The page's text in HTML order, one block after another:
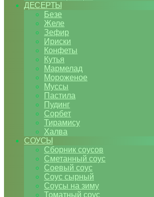
ДЕСЕРТЫ
Безе
Желе
Зефир
Ириски
Конфеты
Кутья
Мармелад
Мороженое
Муссы
Пастила
Пудинг
Сорбет
Тирамису
Халва
СОУСЫ
Сборник соусов
Сметанный соус
Соевый соус
Соус сырный
Соусы на зиму
Томатный соус